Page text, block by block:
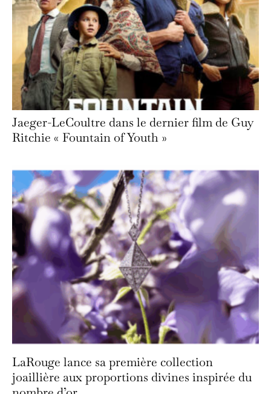
Jaeger-LeCoultre dans le dernier film de Guy
Ritchie « Fountain of Youth »
LaRouge lance sa première collection
joaillière aux proportions divines inspirée du